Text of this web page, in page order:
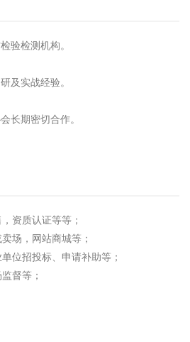
验检测机构。
及实战经验。
长期密切合作。
资质认证等等；
场，网站商城等；
位招投标、申请补助等；
督等；